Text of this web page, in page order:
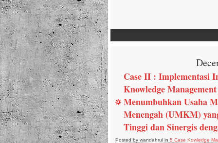
Case II : Implementasi
Knowledge
Menumbuhkan Usaha
Menengah (UMKM)
Tinggi dan Sinergis
Posted by wandahrul in 5 Case Kowledge